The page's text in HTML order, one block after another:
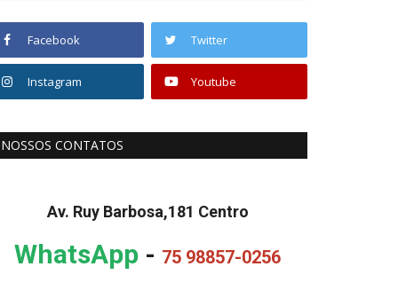
Facebook Twitter
Instagram Youtube
NOSSOS CONTATOS
Av. Ruy Barbosa,181 Centro
WhatsApp - 75 98857-0256